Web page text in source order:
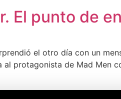
El punto de
el otro día con un
al protagonista de Mad Men